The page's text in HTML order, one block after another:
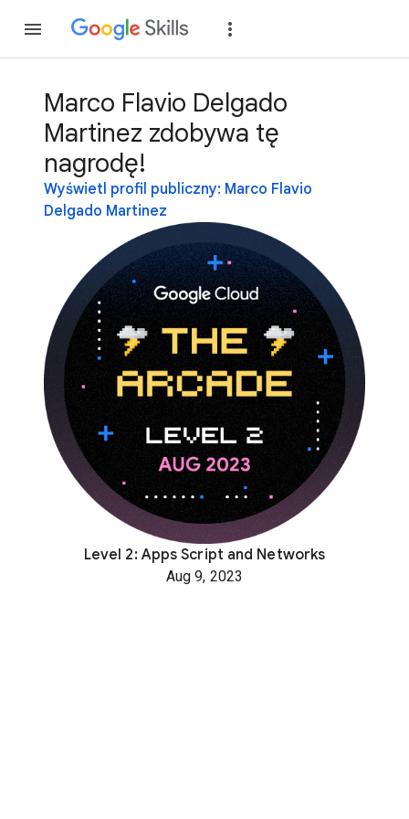
Marco Flavio Delgado
Martinez zdobywa tę
nagrodę!
Wyświetl profil publiczny: Marco Flavio
Delgado Martinez